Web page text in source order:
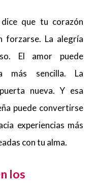
que tu corazón
forzarse. La alegría
El amor puede
más sencilla. La
nueva. Y esa
puede convertirse
experiencias más
con tu alma.
los